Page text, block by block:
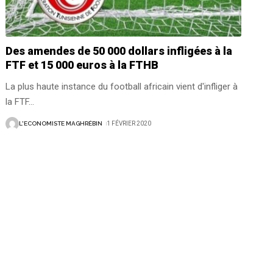
Des amendes de 50 000 dollars infligées à la
FTF et 15 000 euros à la FTHB
La plus haute instance du football africain vient d'infliger à
la FTF…
L'ECONOMISTE MAGHRÉBIN 1 FÉVRIER 2020